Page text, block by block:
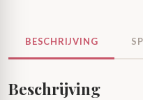
BESCHRIJVING
Beschrijving